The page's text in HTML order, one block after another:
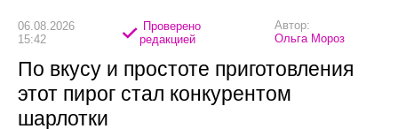
06.08.2026
15:42
Проверено
редакцией
Автор:
Ольга Мороз
По вкусу и простоте приготовления
этот пирог стал конкурентом
шарлотки